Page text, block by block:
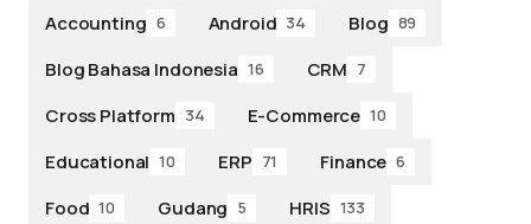
Accounting 6 Android 34 Blog 89
Blog Bahasa Indonesia 16 CRM 7
Cross Platform 34 E-Commerce 10
Educational 10 ERP 71 Finance 6
Food 10 Gudang 5 HRIS 133